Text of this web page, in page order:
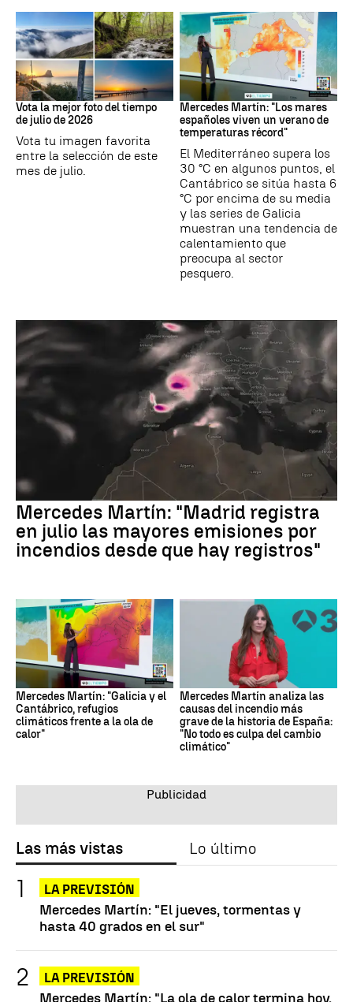
Tus imágenes
Vota la mejor foto del tiempo
de julio de 2026
Vota tu imagen favorita
entre la selección de este
mes de julio.
Mares
Mercedes Martín: "Los mares
españoles viven un verano de
temperaturas récord"
El Mediterráneo supera los
30 °C en algunos puntos, el
Cantábrico se sitúa hasta 6
°C por encima de su media
y las series de Galicia
muestran una tendencia de
calentamiento que
preocupa al sector
pesquero.
Mercedes Martín: "Madrid registra
en julio las mayores emisiones por
incendios desde que hay registros"
Mercedes Martín: "Galicia y el
Cantábrico, refugios
climáticos frente a la ola de
calor"
Mercedes Martín analiza las
causas del incendio más
grave de la historia de España:
"No todo es culpa del cambio
climático"
Las más vistas Lo último
LA PREVISIÓN
Mercedes Martín: "El jueves, tormentas y
hasta 40 grados en el sur"
LA PREVISIÓN
Mercedes Martín: "La ola de calor termina hoy,